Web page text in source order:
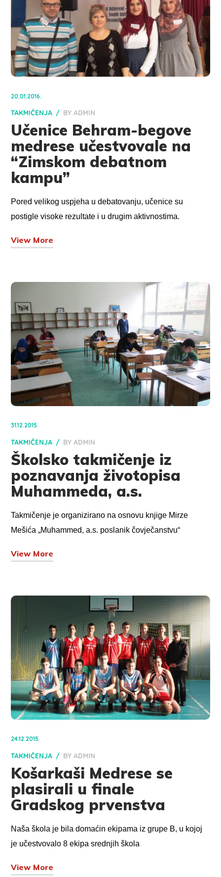
20.01.2016.
TAKMIČENJA BYADMIN
Učenice Behram-begove
medrese učestvovale na
“Zimskom debatnom
kampu”
Pored velikog uspjeha u debatovanju, učenice su
postigle visoke rezultate i u drugim aktivnostima.
View More
31.12.2015.
TAKMIČENJA BYADMIN
Školsko takmičenje iz
poznavanja životopisa
Muhammeda, a.s.
Takmičenje je organizirano na osnovu knjige Mirze
Mešića „Muhammed, a.s. poslanik čovječanstvu“
View More
24.12.2015.
TAKMIČENJA BYADMIN
Košarkaši Medrese se
plasirali u finale
Gradskog prvenstva
Naša škola je bila domaćin ekipama iz grupe B, u kojoj
je učestvovalo 8 ekipa srednjih škola
View More